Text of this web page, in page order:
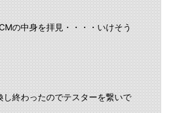
の中身を拝見・・・・いけそう
し終わったのでテスターを繋いで